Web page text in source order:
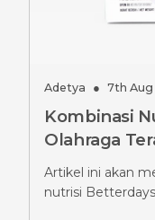
Adetya ● 7th
Kombinasi
Olahraga
Hasil Diet
Strateginya
Artikel ini akan
nutrisi